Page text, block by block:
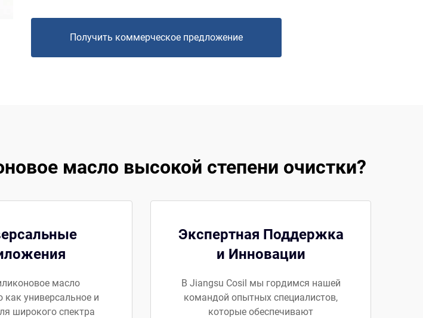
Получить коммерческое предложение
масло высокой степени очистки?
масло
как универсальное и
широкого спектра
Экспертная Поддержка
и Инновации
В Jiangsu Cosil мы гордимся нашей
командой опытных специалистов,
которые обеспечивают